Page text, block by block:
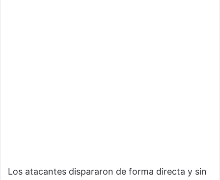
Los atacantes dispararon de forma directa y sin